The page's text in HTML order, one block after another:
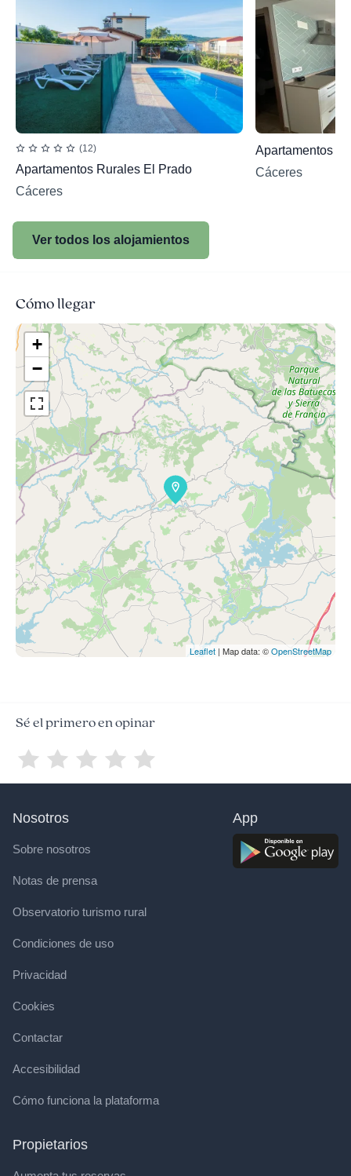
(12)
Apartamentos Rurales El Prado
Cáceres
Apartamentos
Cáceres
Ver todos los alojamientos
Cómo llegar
+
−
Leaflet | Map data: ©OpenStreetMap
Sé el primero en opinar
Nosotros
Sobre nosotros
Notas de prensa
Observatorio turismo rural
Condiciones de uso
Privacidad
Cookies
Contactar
Accesibilidad
Cómo funciona la plataforma
Propietarios
App